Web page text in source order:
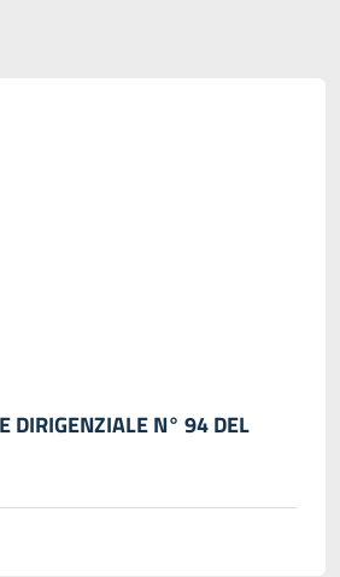
DIRIGENZIALE N° 94 DEL